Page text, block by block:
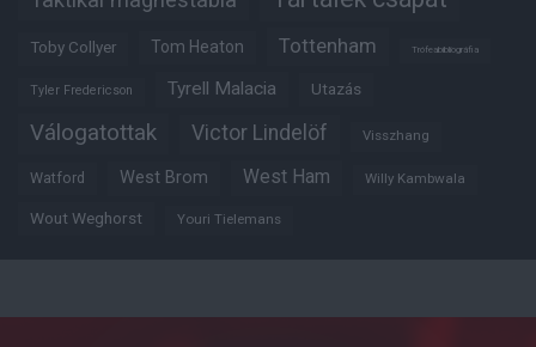
Toby Collyer Tom Heaton Tottenham Trófeabibliográfia
Tyler Fredericson Tyrell Malacia Utazás
Válogatottak Victor Lindelöf Visszhang
Watford West Brom West Ham Willy Kambwala
Wout Weghorst Youri Tielemans